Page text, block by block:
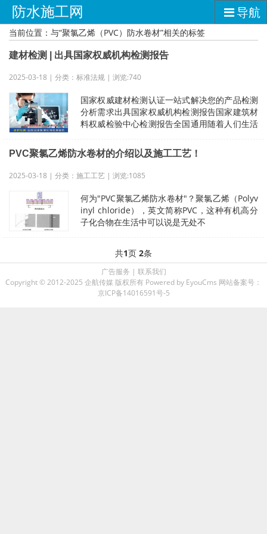
防水施工网 导航
当前位置：与“聚氯乙烯（PVC）防水卷材”相关的标签
建材检测 | 出具国家权威机构检测报告
2025-03-18 | 分类：标准法规 | 浏览:740
国家权威建材检测认证一站式解决您的产品检测
分析需求出具国家权威机构检测报告国家建筑材
料权威检验中心检测报告全国通用随着人们生活
PVC聚氯乙烯防水卷材的介绍以及施工工艺！
2025-03-18 | 分类：施工工艺 | 浏览:1085
何为"PVC聚氯乙烯防水卷材"？聚氯乙烯（Polyv
inyl chloride），英文简称PVC，这种有机高分
子化合物在生活中可以说是无处不
共1页 2条
广告服务 | 联系我们
Copyright © 2012-2025 企航传媒 版权所有 Powered by EyouCms 网站备案号：
京ICP备14016591号-5